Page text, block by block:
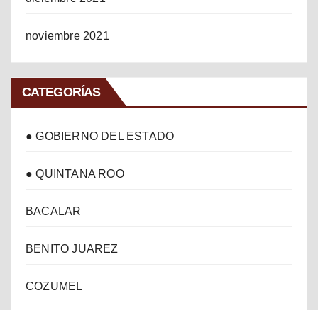
noviembre 2021
CATEGORÍAS
● GOBIERNO DEL ESTADO
● QUINTANA ROO
BACALAR
BENITO JUAREZ
COZUMEL